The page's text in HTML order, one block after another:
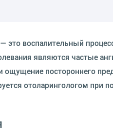
— это воспалительный
являются частые
постороннего
отоларингологом при